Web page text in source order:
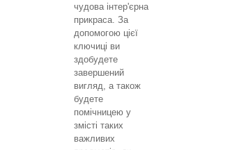
чудова інтер'єрна
прикраса. За
допомогою цієї
ключиці ви
здобудете
завершений
вигляд, а також
будете
помічницею у
змісті таких
важливих